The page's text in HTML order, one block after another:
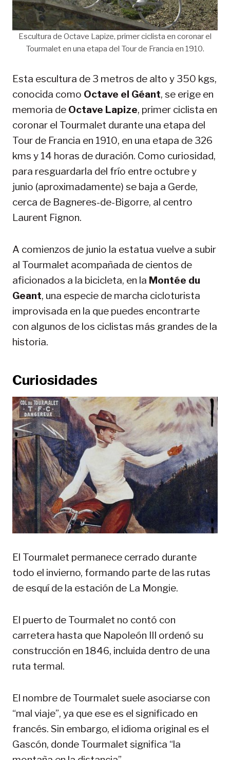
Escultura de Octave Lapize, primer ciclista en coronar el
Tourmalet en una etapa del Tour de Francia en 1910.
Esta escultura de 3 metros de alto y 350 kgs,
conocida como Octave el Géant, se erige en
memoria de Octave Lapize, primer ciclista en
coronar el Tourmalet durante una etapa del
Tour de Francia en 1910, en una etapa de 326
kms y 14 horas de duración. Como curiosidad,
para resguardarla del frío entre octubre y
junio (aproximadamente) se baja a Gerde,
cerca de Bagneres-de-Bigorre, al centro
Laurent Fignon.
A comienzos de junio la estatua vuelve a subir
al Tourmalet acompañada de cientos de
aficionados a la bicicleta, en la Montée du
Geant, una especie de marcha cicloturista
improvisada en la que puedes encontrarte
con algunos de los ciclistas más grandes de la
historia.
Curiosidades
El Tourmalet permanece cerrado durante
todo el invierno, formando parte de las rutas
de esquí de la estación de La Mongie.
El puerto de Tourmalet no contó con
carretera hasta que Napoleón III ordenó su
construcción en 1846, incluida dentro de una
ruta termal.
El nombre de Tourmalet suele asociarse con
“mal viaje”, ya que ese es el significado en
francés. Sin embargo, el idioma original es el
Gascón, donde Tourmalet significa “la